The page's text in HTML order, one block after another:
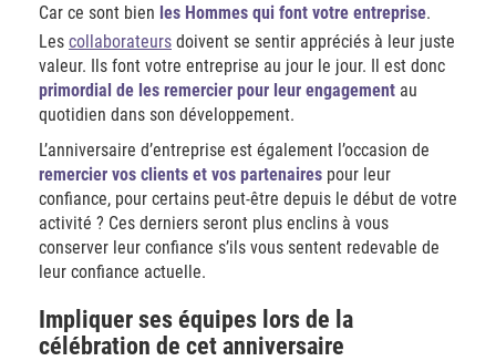
Car ce sont bien les Hommes qui font votre entreprise.
Les collaborateurs doivent se sentir appréciés à leur juste
valeur. Ils font votre entreprise au jour le jour. Il est donc
primordial de les remercier pour leur engagement au
quotidien dans son développement.
L’anniversaire d’entreprise est également l’occasion de
remercier vos clients et vos partenaires pour leur
confiance, pour certains peut-être depuis le début de votre
activité ? Ces derniers seront plus enclins à vous
conserver leur confiance s’ils vous sentent redevable de
leur confiance actuelle.
Impliquer ses équipes lors de la
célébration de cet anniversaire